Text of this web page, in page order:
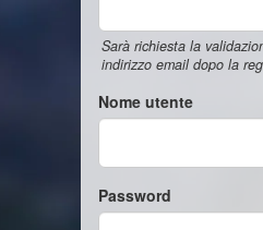
Sarà richiesta la
indirizzo email dopo la
Nome utente
Password